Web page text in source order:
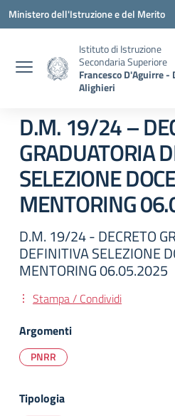
Vai ai contenuti
Vai al menu di navigazione
Vai al footer
Ministero dell'Istruzione e del Merito
Istituto di Istruzione
Secondaria Superiore
Francesco D'Aguirre -
Alighieri
D.M. 19/24 –
GRADUATORIA
SELEZIONE
MENTORING
D.M. 19/24 - DECRETO
DEFINITIVA SELEZIONE
MENTORING 06.05.2025
Stampa / Condividi
Argomenti
PNRR
Tipologia